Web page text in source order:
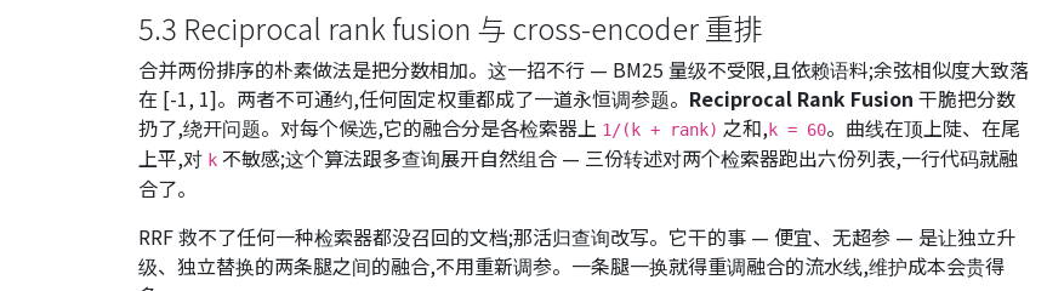
5.3 Reciprocal rank fusion 与 cross-encoder 重排
合并两份排序的朴素做法是把分数相加。这一招不行 — BM25 量级不受限,且依赖语料;余弦相似度大致落
在 [-1, 1]。两者不可通约,任何固定权重都成了一道永恒调参题。 Reciprocal Rank Fusion 干脆把分数
扔了,绕开问题。对每个候选,它的融合分是各检索器上 1/(k + rank) 之和,k = 60。曲线在顶上陡、在尾
上平,对 k 不敏感;这个算法跟多查询展开自然组合 — 三份转述对两个检索器跑出六份列表,一行代码就融
合了。
RRF 救不了任何一种检索器都没召回的文档;那活归查询改写。它干的事 — 便宜、无超参 — 是让独立升
级、独立替换的两条腿之间的融合,不用重新调参。一条腿一换就得重调融合的流水线,维护成本会贵得